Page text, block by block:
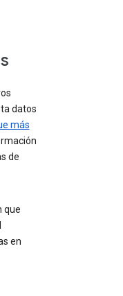
datos
más
de
que
en